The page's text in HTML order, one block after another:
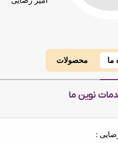
ما محصولات
نوین ما
‌: